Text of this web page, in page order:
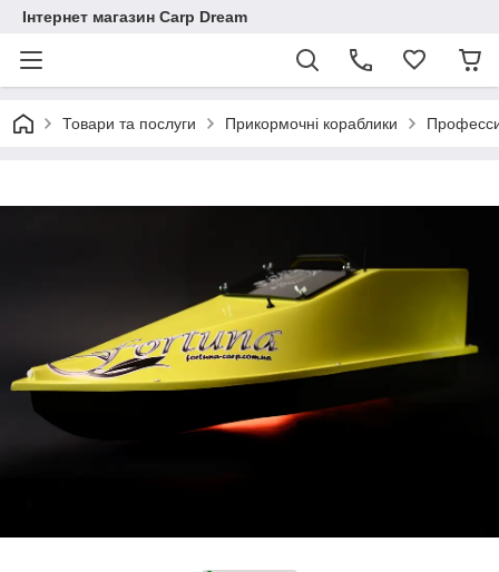
Інтернет магазин Carp Dream
Товари та послуги Прикормочні кораблики